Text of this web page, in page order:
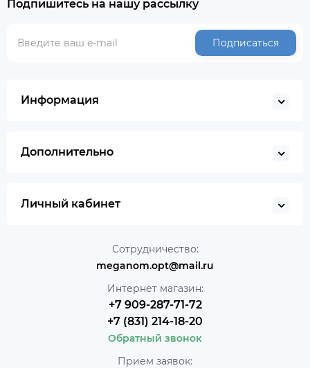
Подпишитесь на нашу рассылку
Подписаться
Информация
Дополнительно
Личный кабинет
Сотрудничество:
meganom.opt@mail.ru
Интернет магазин:
+7 909-287-71-72
+7 (831) 214-18-20
Обратный звонок
Прием заявок: